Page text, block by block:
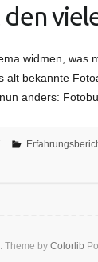
widmen, was
alt bekannte
anders:
. Theme by Colorlib